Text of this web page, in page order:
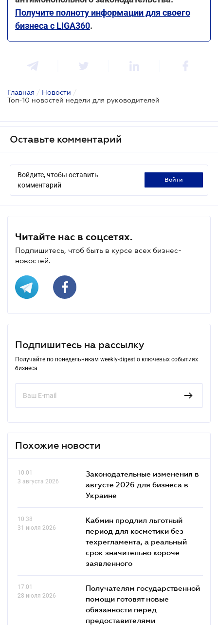
Получите полноту информации для своего
бизнеса с LIGA360.
Главная / Новости /
Топ-10 новостей недели для руководителей
Оставьте комментарий
Войдите, чтобы оставить
комментарий
войти
Читайте нас в соцсетях.
Подпишитесь, чтоб быть в курсе всех бизнес-
новостей.
Подпишитесь на рассылку
Получайте по понедельникам weekly-digest о ключевых событиях
бизнеса
Похожие новости
10.01
3 августа 2026
Законодательные изменения в
августе 2026 для бизнеса в
Украине
10.38
31 июля 2026
Кабмин продлил льготный
период для косметики без
техрегламента, а реальный
срок значительно короче
заявленного
17.01
28 июля 2026
Получателям государственной
помощи готовят новые
обязанности перед
предоставителями